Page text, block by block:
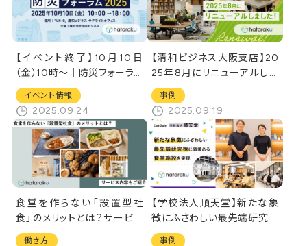
【イベント終了】10月10日
（金）10時～｜防災フォーラム
2025－ 事業継続、それは企
業の使命 －
イベント情報
2025.09.24
【清和ビジネス大阪支店】20
25年8月にリニューアルしま
した！
事例
2025.09.19
食堂を作らない「設置型社
食」のメリットとは？サービス
内容もご紹介
働き方
【学校法人順天堂】新たな象
徴にふさわしい最先端研究棟
に価値ある食堂施設を実現
事例